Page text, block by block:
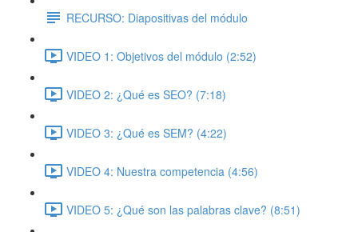
RECURSO: Diapositivas del módulo
VIDEO 1: Objetivos del módulo (2:52)
VIDEO 2: ¿Qué es SEO? (7:18)
VIDEO 3: ¿Qué es SEM? (4:22)
VIDEO 4: Nuestra competencia (4:56)
VIDEO 5: ¿Qué son las palabras clave? (8:51)